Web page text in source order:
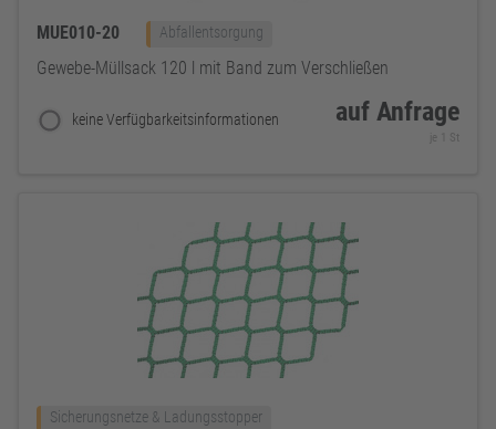
MUE010-20 Abfallentsorgung
Gewebe-Müllsack 120 l mit Band zum Verschließen
keine Verfügbarkeitsinformationen auf Anfrage
je 1 St
Sicherungsnetze & Ladungsstopper